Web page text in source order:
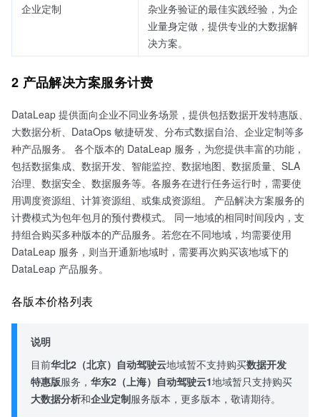
企业定制
杂业务验证的最佳实践经验，为企
业量身定做，提供专业的大数据解
决方案。
2 产品解决方案服务计费
DataLeap 提供面向企业不同业务场景，提供包括数据开发特惠版、
大数据分析、DataOps 敏捷研发、分布式数据自治、企业定制等多
种产品服务。 各个版本的 DataLeap 服务，为您提供丰富的功能，
包括数据集成、数据开发、智能监控、数据地图、数据质量、SLA
治理、数据安全、数据服务等。各服务在进行任务运行时，需要使
用调度资源组、计算资源组、或集成资源组。 产品解决方案服务的
计费模式为包年包月的预付费模式。 同一地域的相同时间段内，支
持组合购买多种版本的产品服务。若您在不同地域，均需要使用
DataLeap 服务，则当开通新地域时，需要再次购买该地域下的
DataLeap 产品服务。
各版本价格列表
说明
目前华北2（北京）自动驾驶云地域暂不支持购买数据开发
特惠版服务，华东2（上海）自动驾驶云1地域暂只支持购买
大数据分析和企业定制服务版本，更多版本，敬请期待。